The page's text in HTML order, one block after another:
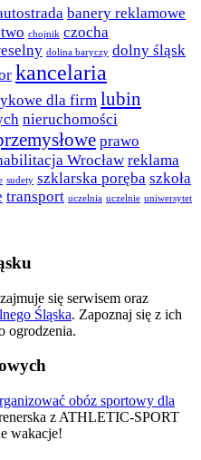
banery reklamowe
chojnik czocha
dolina baryczy dolny śląsk
kancelaria
dla firm lubin
nieruchomości
prawo
Wrocław reklama
sudety szklarska poręba szkoła
transport uczelnia uczelnie uniwersytet
się serwisem oraz
Śląska. Zapoznaj się z ich
ogrodzenia.
obóz sportowy dla
z ATHLETIC-SPORT
wakacje!